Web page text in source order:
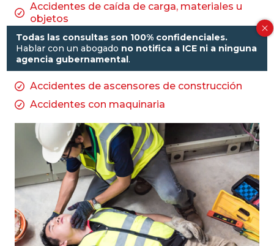
Accidentes de caída de carga, materiales u
objetos
Accidentes de sierra eléctrica
Accidentes de caídas en obras de
construcción
Accidentes de ascensores de construcción
Accidentes con maquinaria
Todas las consultas son 100% confidenciales.
Hablar con un abogado no notifica a ICE ni a ninguna
agencia gubernamental.